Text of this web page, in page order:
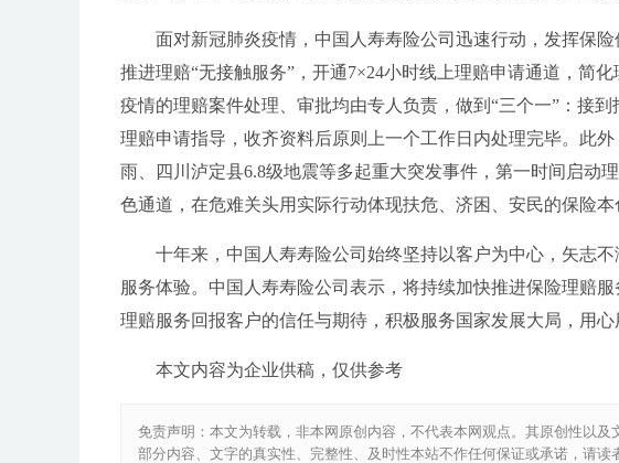
面对新冠肺炎疫情，中国人寿寿险公司迅速行动，发挥保
推进理赔“无接触服务”，开通7×24小时线上理赔申请通道，简
疫情的理赔案件处理、审批均由专人负责，做到“三个一”：接
理赔申请指导，收齐资料后原则上一个工作日内处理完毕。此
雨、四川泸定县6.8级地震等多起重大突发事件，第一时间启动
色通道，在危难关头用实际行动体现扶危、济困、安民的保险本
十年来，中国人寿寿险公司始终坚持以客户为中心，矢志
服务体验。中国人寿寿险公司表示，将持续加快推进保险理赔
理赔服务回报客户的信任与期待，积极服务国家发展大局，用心
本文内容为企业供稿，仅供参考
免责声明：本文为转载，非本网原创内容，不代表本网观点。其原创性以
部分内容、文字的真实性、完整性、及时性本站不作任何保证或承诺，请读